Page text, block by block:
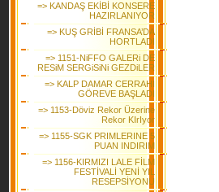
=> KANDAŞ EKİBİ KONSERE
HAZIRLANIYOR
=> KUŞ GRİBİ FRANSA’DA
HORTLADI
=> 1151-NiFFO GALERi DE
RESiM SERGiSiNi GEZDiLER
=> KALP DAMAR CERRAHI
GÖREVE BAŞLADI
=> 1153-Döviz Rekor Üzerine
Rekor KIrIyor
=> 1155-SGK PRIMLERINE 5
PUAN INDIRIM
=> 1156-KIRMIZI LALE FİLM
FESTİVALİ YENİ YIL
RESEPSİYONU